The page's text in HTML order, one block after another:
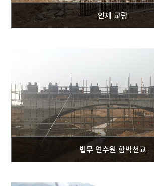
인제 교량
법무 연수원 함박천교